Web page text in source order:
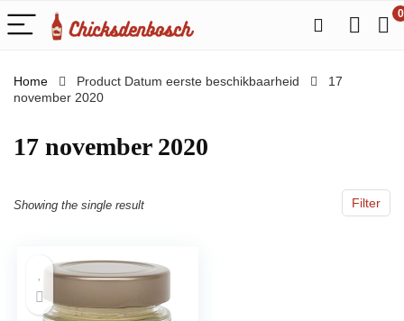
0
Home Product Datum eerste beschikbaarheid
17
november 2020
17 november 2020
Filter
Showing the single result